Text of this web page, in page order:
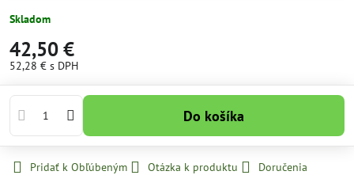
Skladom
42,50 €
52,28 € s DPH
Do košíka
Pridať k Obľúbeným Otázka k produktu
Doručenia